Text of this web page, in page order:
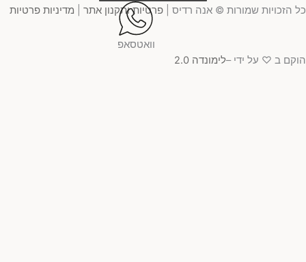
הזכויות שמורות © אנה רדיס | פרטיות ותקנון אתר| מדיניות פרטיות
ב ♡ על ידי – לימונדה 2.0
וואטסאפ